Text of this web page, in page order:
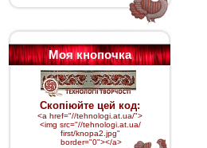
Моя кнопочка
Скопіюйте цей код:
<a href="//tehnologi.at.ua/">
<img src="//tehnologi.at.ua/
first/knopa2.jpg"
border="0"></a>